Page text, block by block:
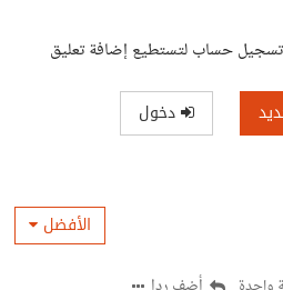
حساب لتستطيع إضافة تعليق
دخول
الأفضل